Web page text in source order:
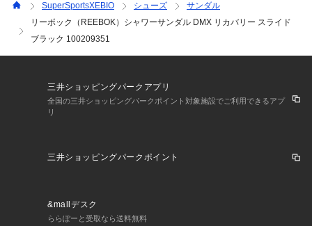
※ブラウザやお使いのモニター環境により、掲載画像と実際の
商品の色味が若干異なる場合があります。
※掲載の価格・製品のパッケージ・デザイン・仕様について、
予告なく変更することがあります。あらかじめご了承くださ
ーパースポーツゼビオ ゼビオ Super Sports XEBIO スポーツ
サンダル シャワーサンダル シャワサン Men's Mens メンズ
めんず 男性 Lady's Ladys レディース れでぃーす 女性 ユニ
クッション 黒 くろ クロ ブラック 黒靴 真黒 真っ黒 オールブ
SuperSportsXEBIO シューズ
サンダル
リーボック（REEBOK）シャワーサンダル DMX リカバリー スライド
ブラック 100209351
三井ショッピングパークアプリ
全国の三井ショッピングパークポイント対象施設でご利用できるアプ
リ
三井ショッピングパークポイント
&mallデスク
ららぽーと受取なら送料無料